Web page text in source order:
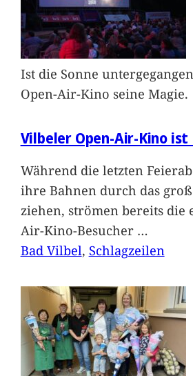
Ist die Sonne
Open-Air-Kino seine Magie.
Vilbeler Open-Air-Kino ist
Während die letzten
ihre Bahnen durch das
ziehen, strömen bereits die
Air-Kino-Besucher …
Bad Vilbel, Schlagzeilen